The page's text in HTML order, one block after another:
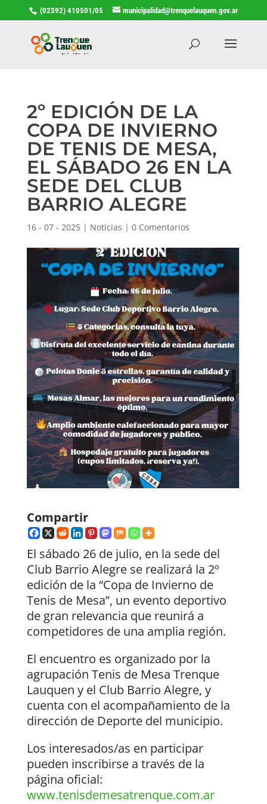
(02392) 410501/05 municipalidad@trenquelauquen.gov.ar
2º EDICIÓN DE LA
COPA DE INVIERNO
DE TENIS DE MESA,
EL SÁBADO 26 EN LA
SEDE DEL CLUB
BARRIO ALEGRE
16 - 07 - 2025| Noticias | 0 Comentarios
Compartir
El sábado 26 de julio, en la sede del
Club Barrio Alegre se realizará la 2º
edición de la “Copa de Invierno de
Tenis de Mesa”, un evento deportivo
de gran relevancia que reunirá a
competidores de una amplia región.
El encuentro es organizado por la
agrupación Tenis de Mesa Trenque
Lauquen y el Club Barrio Alegre, y
cuenta con el acompañamiento de la
dirección de Deporte del municipio.
Los interesados/as en participar
pueden inscribirse a través de la
página oficial:
www.tenisdemesatrenque.com.ar